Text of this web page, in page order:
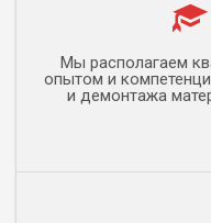
Мы располагаем
опытом и
и демонтажа